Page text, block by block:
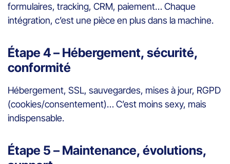
formulaires, tracking, CRM, paiement… Chaque
intégration, c’est une pièce en plus dans la machine.
Étape 4 – Hébergement, sécurité,
conformité
Hébergement, SSL, sauvegardes, mises à jour, RGPD
(cookies/consentement)… C’est moins sexy, mais
indispensable.
Étape 5 – Maintenance, évolutions,